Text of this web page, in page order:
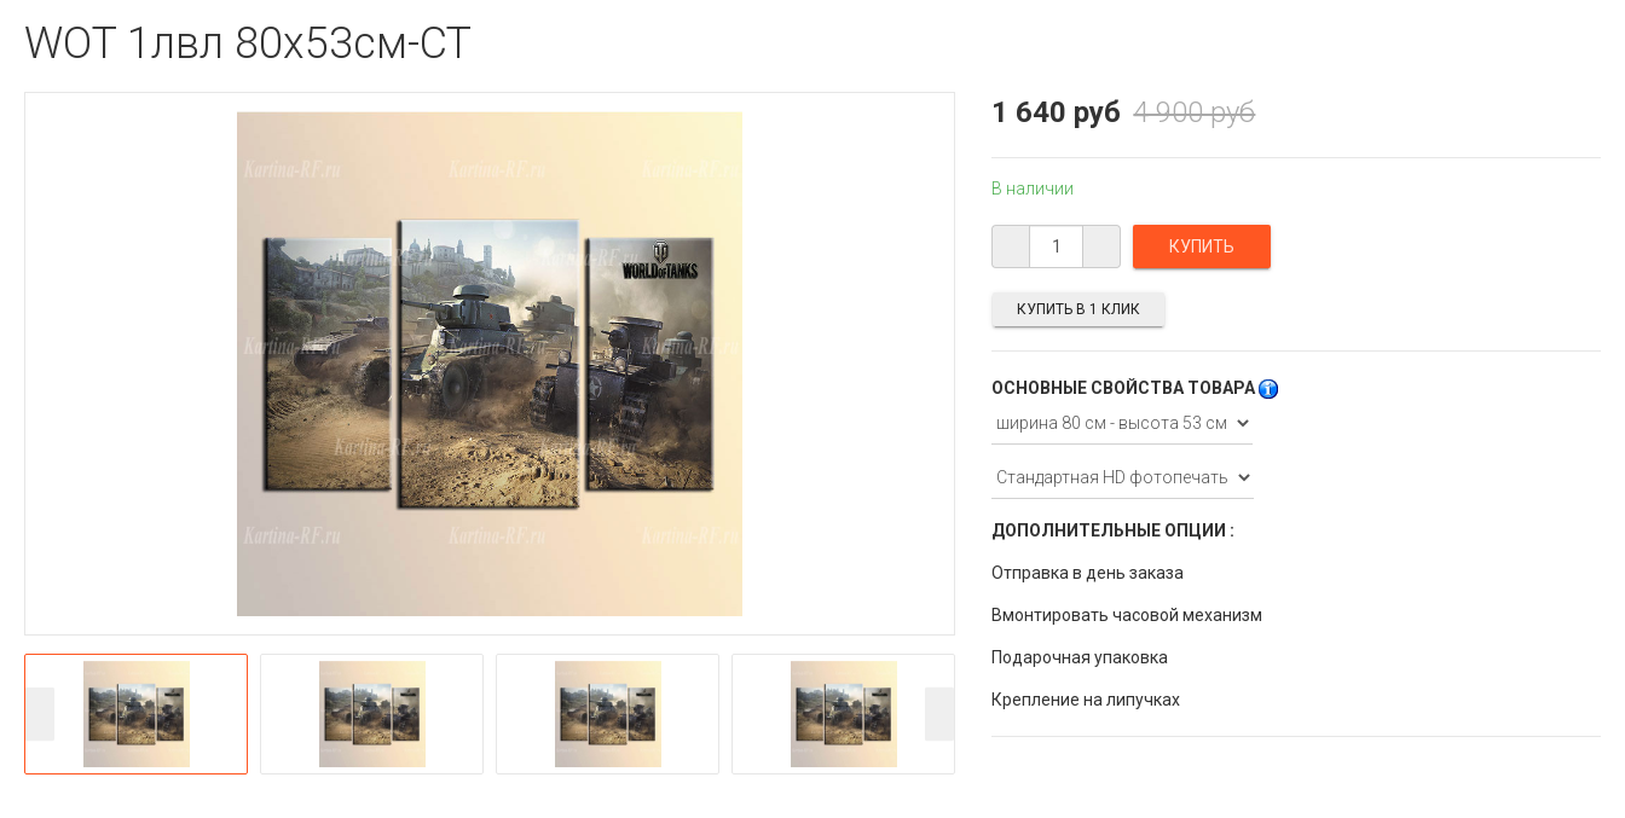
WOT 1лвл 80x53см-CT
4 900 руб
1 640 руб
В наличии
ОСНОВНЫЕ СВОЙСТВА ТОВАРА
ДОПОЛНИТЕЛЬНЫЕ ОПЦИИ :
Отправка в день заказа
Вмонтировать часовой механизм
Подарочная упаковка
Крепление на липучках
КУПИТЬ В 1 КЛИК